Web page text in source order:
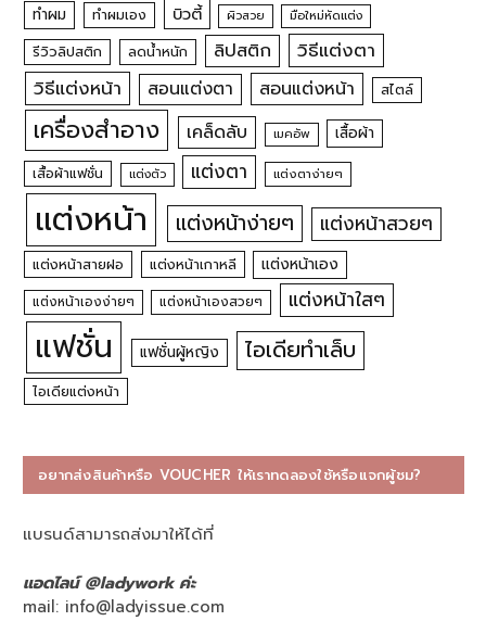
ทำผม ทำผมเอง บิวตี้ ผิวสวย มือใหม่หัดแต่ง
รีวิวลิปสติก ลดน้ำหนัก ลิปสติก
วิธีแต่งตา
วิธีแต่งหน้า
สอนแต่งตา สอนแต่งหน้า สไตล์
เครื่องสำอาง เคล็ดลับ เมคอัพ เสื้อผ้า
เสื้อผ้าแฟชั่น แต่งตัว แต่งตา แต่งตาง่ายๆ
แต่งหน้า แต่งหน้าง่ายๆ แต่งหน้าสวยๆ
แต่งหน้าสายฝอ แต่งหน้าเกาหลี แต่งหน้าเอง
แต่งหน้าเองง่ายๆ แต่งหน้าเองสวยๆ แต่งหน้าใสๆ
แฟชั่น แฟชั่นผู้หญิง ไอเดียทำเล็บ
ไอเดียแต่งหน้า
อยากส่งสินค้าหรือ VOUCHER ให้เราทดลองใช้หรือแจกผู้ชม?
แบรนด์สามารถส่งมาให้ได้ที่
แอดไลน์ @ladywork ค่ะ
mail: info@ladyissue.com